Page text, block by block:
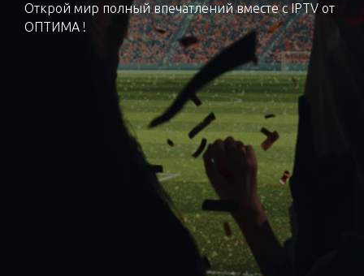
Открой мир полный впечатлений вместе с IPTV от
ОПТИМА !